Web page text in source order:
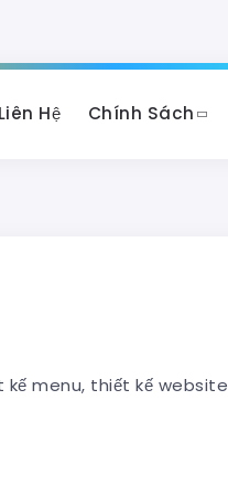
Hệ Chính Sách
menu, thiết kế website